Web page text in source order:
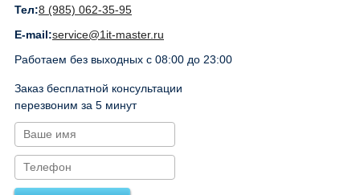
Тел:8 (985) 062-35-95
E-mail:service@1it-master.ru
Работаем без выходных с 08:00 до 23:00
Заказ бесплатной консультации
перезвоним за 5 минут